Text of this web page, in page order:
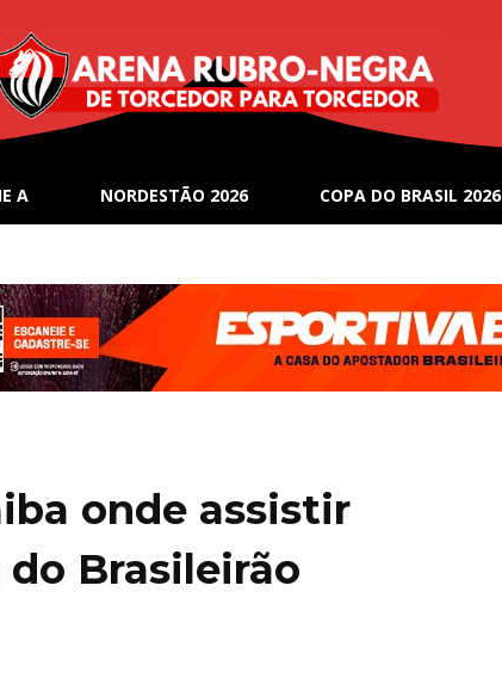
A NORDESTÃO 2026 COPA DO BRASIL 2026
onde assistir
do Brasileirão